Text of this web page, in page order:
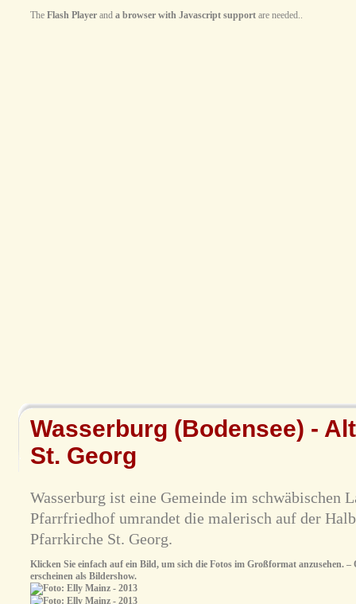
The Flash Playerand a browser with Javascript supportare needed..
Wasserburg (Bodensee) -
St. Georg
Wasserburg ist eine Gemeinde im schwäbischen
Pfarrfriedhof umrandet die malerisch auf der
Pfarrkirche St. Georg.
Klicken Sie einfach auf ein Bild, um sich die Fotos im Großformat anzusehen. –
erscheinen als Bildershow.